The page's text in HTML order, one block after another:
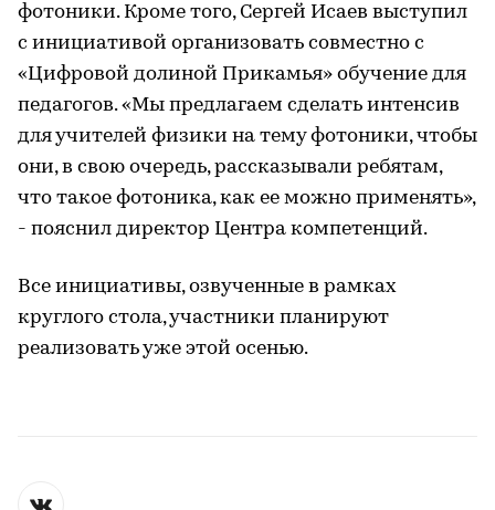
фотоники. Кроме того, Сергей Исаев выступил
с инициативой организовать совместно с
«Цифровой долиной Прикамья» обучение для
педагогов. «Мы предлагаем сделать интенсив
для учителей физики на тему фотоники, чтобы
они, в свою очередь, рассказывали ребятам,
что такое фотоника, как ее можно применять»,
- пояснил директор Центра компетенций.
Все инициативы, озвученные в рамках
круглого стола, участники планируют
реализовать уже этой осенью.